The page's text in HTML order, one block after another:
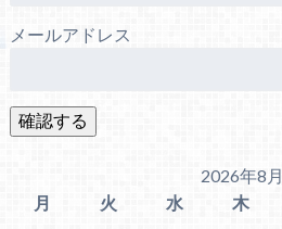
メールアドレス
2026年8月
月
火 水 木